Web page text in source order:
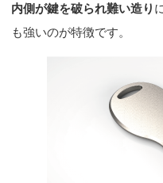
内側が鍵を破られ難い造り
も強いのが特徴です。